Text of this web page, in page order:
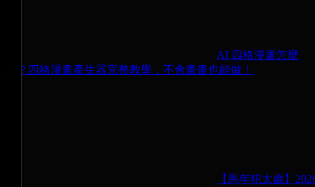
AI 四格漫畫怎麼
做？四格漫畫產生器完整教學，不會畫畫也能做！
【馬年犯太歲】